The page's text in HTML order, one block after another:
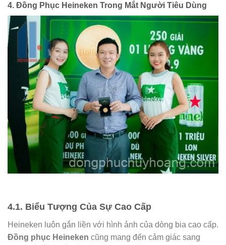
4. Đồng Phục Heineken Trong Mắt Người Tiêu Dùng
4.1. Biểu Tượng Của Sự Cao Cấp
Heineken luôn gắn liền với hình ảnh của dòng bia cao cấp.
Đồng phục Heineken cũng mang đến cảm giác sang